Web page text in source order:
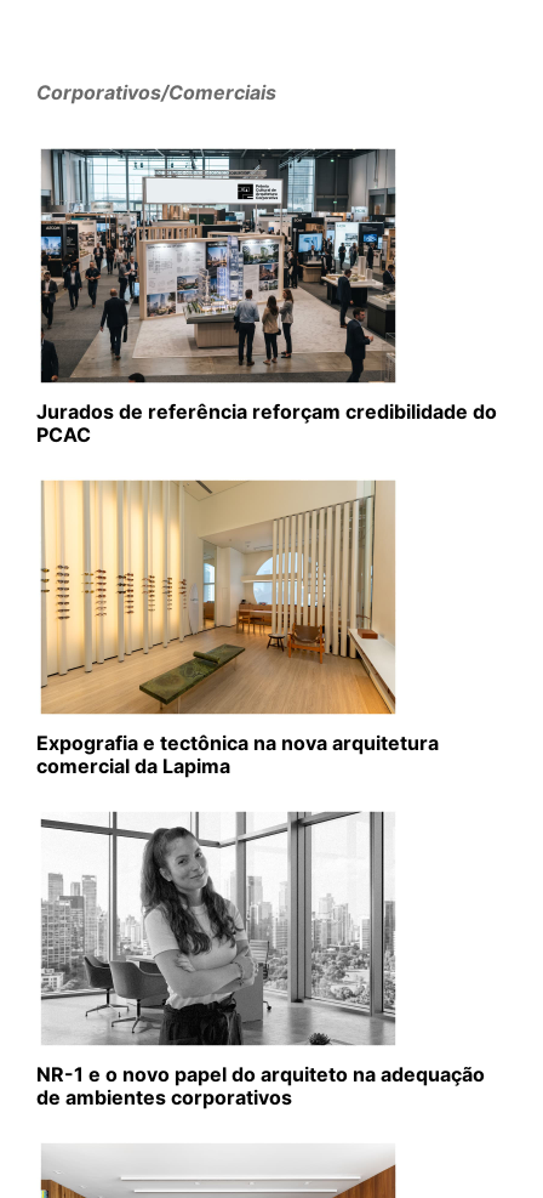
Corporativos/Comerciais
Jurados de referência reforçam credibilidade do
PCAC
Expografia e tectônica na nova arquitetura
comercial da Lapima
NR-1 e o novo papel do arquiteto na adequação
de ambientes corporativos